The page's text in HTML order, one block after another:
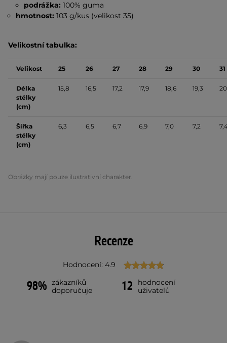
podrážka: 100% guma
hmotnost: 103 g/kus (velikost 35)
Velikostní tabulka:
Velikost 25 26 27 28 29 30 31
Délka
stélky
(cm)
15,8 16,5 17,2 17,9 18,6 19,3
Šířka
stélky
(cm)
6,3 6,5 6,7 6,9 7,0 7,2
Obrázky mají pouze ilustrativní charakter.
Recenze
Hodnocení: 4.9
98% zákazníků
doporučuje
12
hodnocení
uživatelů